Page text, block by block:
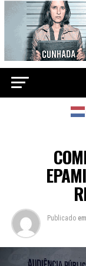
Publicado em